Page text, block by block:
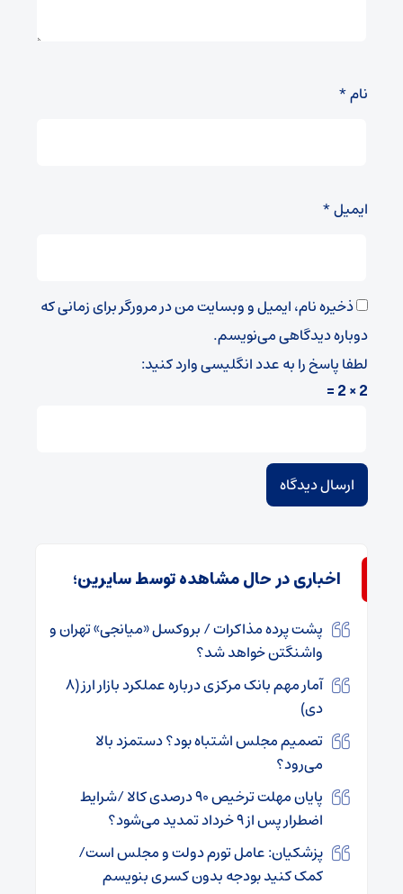
نام*
ایمیل*
ذخیره نام، ایمیل و وبسایت من در مرورگر برای زمانی که
دوباره دیدگاهی می‌نویسم.
لطفا پاسخ را به عدد انگلیسی وارد کنید:
2 × 2 =
اخباری در حال مشاهده توسط سایرین؛
پشت پرده مذاکرات / بروکسل «میانجی» تهران و
واشنگتن خواهد شد؟
آمار مهم بانک مرکزی درباره عملکرد بازار ارز (۸
دی)
تصمیم مجلس اشتباه بود؟ دستمزد بالا
می‌رود؟
پایان مهلت ترخیص ۹۰ درصدی کالا /شرایط
اضطرار پس از ۹ خرداد تمدید می‌شود؟
پزشکیان: عامل تورم دولت و مجلس است/
کمک کنید بودجه بدون کسری بنویسم